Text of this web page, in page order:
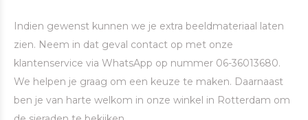
Indien gewenst kunnen we je extra beeldmateriaal laten
zien. Neem in dat geval contact op met onze
klantenservice via WhatsApp op nummer 06-36013680.
We helpen je graag om een keuze te maken. Daarnaast
ben je van harte welkom in onze winkel in Rotterdam om